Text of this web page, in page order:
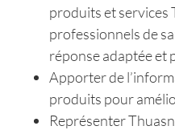
produits et services
professionnels de
réponse adaptée et
Apporter de
produits pour
Représenter